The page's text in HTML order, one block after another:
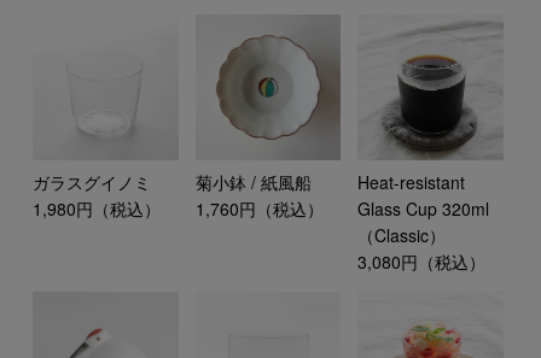
ガラスグイノミ
1,980円（税込）
菊小鉢 / 紙風船
1,760円（税込）
Heat-resistant
Glass Cup 320ml
（Classic）
3,080円（税込）